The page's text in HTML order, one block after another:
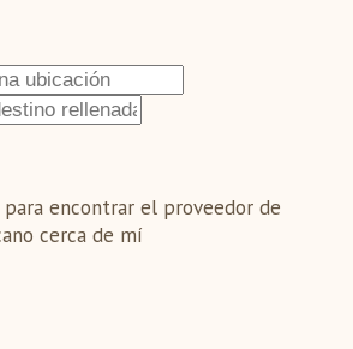
encontrar el proveedor de
cerca de mí